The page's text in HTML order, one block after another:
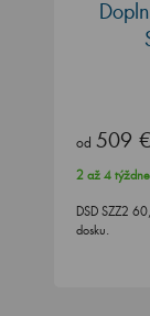
od 509 €
2 až 4 týždne
DSD SZZ2
dosku.